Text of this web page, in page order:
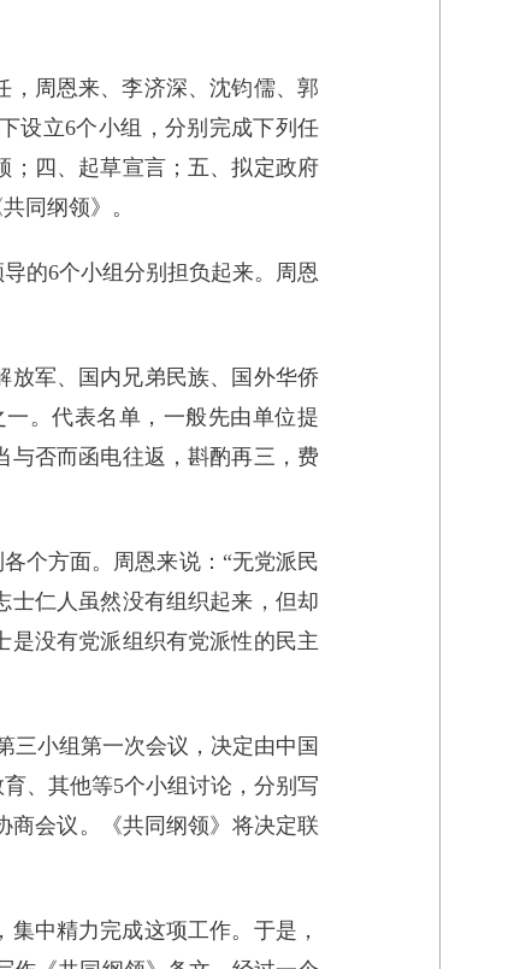
，周恩来、李济深、沈钧儒、郭
设立6个小组，分别完成下列任
；四、起草宣言；五、拟定政府
同纲领》。
的6个小组分别担负起来。周恩
放军、国内兄弟民族、国外华侨
。代表名单，一般先由单位提
与否而函电往返，斟酌再三，费
个方面。周恩来说：“无党派民
士仁人虽然没有组织起来，但却
是没有党派组织有党派性的民主
三小组第一次会议，决定由中国
、其他等5个小组讨论，分别写
商会议。《共同纲领》将决定联
中精力完成这项工作。于是，